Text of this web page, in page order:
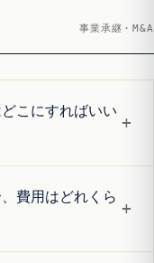
事業承継・M&A
こにすればいい
+
費用はどれくら
+